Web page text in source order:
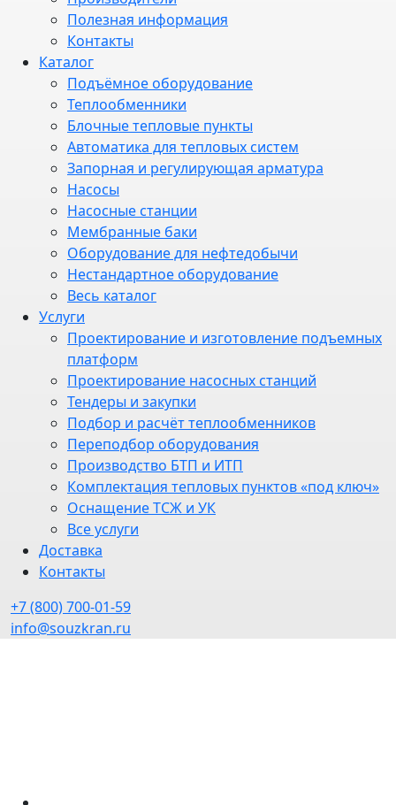
Полезная информация
Контакты
Каталог
Подъёмное оборудование
Теплообменники
Блочные тепловые пункты
Автоматика для тепловых систем
Запорная и регулирующая арматура
Насосы
Насосные станции
Мембранные баки
Оборудование для нефтедобычи
Нестандартное оборудование
Весь каталог
Услуги
Проектирование и изготовление подъемных
платформ
Проектирование насосных станций
Тендеры и закупки
Подбор и расчёт теплообменников
Переподбор оборудования
Производство БТП и ИТП
Комплектация тепловых пунктов «под ключ»
Оснащение ТСЖ и УК
Все услуги
Доставка
Контакты
+7 (800) 700-01-59
info@souzkran.ru